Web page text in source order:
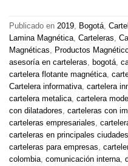
Publicado en 2019, Bogotá,
Lamina Magnética, Carteleras,
Magnéticas, Productos
asesoría en carteleras, bogotá,
cartelera flotante magnética,
Cartelera informativa, cartelera
cartelera metalica, cartelera
con dilatadores, carteleras con
carteleras empresariales,
carteleras en principales
carteleras para empresas,
colombia, comunicación interna,